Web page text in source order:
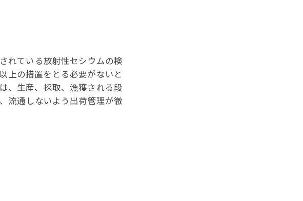
れている放射性セシウムの検
上の措置をとる必要がないと
、生産、採取、漁獲される段
流通しないよう出荷管理が徹